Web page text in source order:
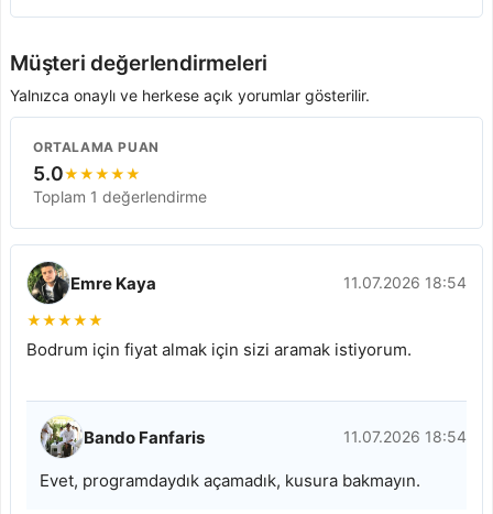
Müşteri değerlendirmeleri
Yalnızca onaylı ve herkese açık yorumlar gösterilir.
ORTALAMA PUAN
5.0★★★★★
Toplam 1 değerlendirme
Emre Kaya 11.07.2026 18:54
★★★★★
Bodrum için fiyat almak için sizi aramak istiyorum.
Bando Fanfaris 11.07.2026 18:54
Evet, programdaydık açamadık, kusura bakmayın.